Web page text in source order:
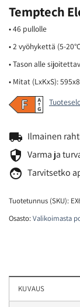
Temptech
• 46 pullolle
• 2 vyöhykettä (5-
• Tason alle
• Mitat (LxKxS):
local_shipping Ilmainen
security Varma ja
face Tarvitsetko
Tuotetunnus (SKU):
Osasto:Valikoimasta
KUVAUS